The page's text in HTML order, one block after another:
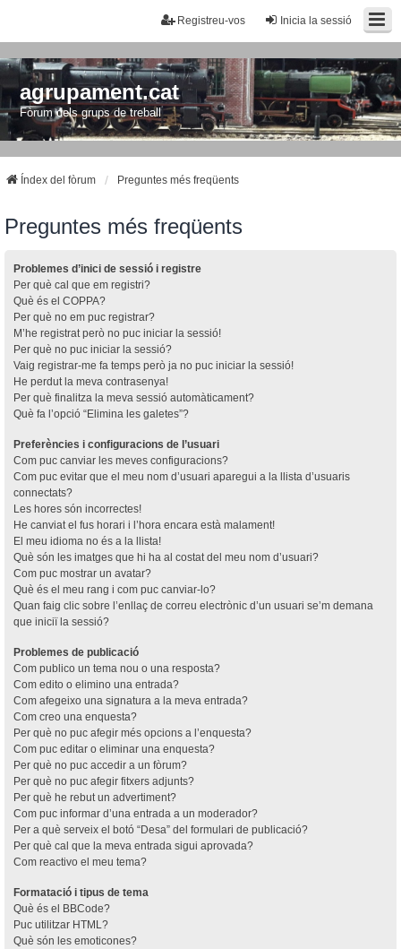
Inicia la sessió
Registreu-vos
agrupament.cat
Fòrum dels grups de treball
Índex del fòrum Preguntes més freqüents
Preguntes més freqüents
Problemes d’inici de sessió i registre
Per què cal que em registri?
Què és el COPPA?
Per què no em puc registrar?
M’he registrat però no puc iniciar la sessió!
Per què no puc iniciar la sessió?
Vaig registrar-me fa temps però ja no puc iniciar la sessió!
He perdut la meva contrasenya!
Per què finalitza la meva sessió automàticament?
Què fa l’opció “Elimina les galetes”?
Preferències i configuracions de l’usuari
Com puc canviar les meves configuracions?
Com puc evitar que el meu nom d’usuari aparegui a la llista d’usuaris
connectats?
Les hores són incorrectes!
He canviat el fus horari i l’hora encara està malament!
El meu idioma no és a la llista!
Què són les imatges que hi ha al costat del meu nom d’usuari?
Com puc mostrar un avatar?
Què és el meu rang i com puc canviar-lo?
Quan faig clic sobre l’enllaç de correu electrònic d’un usuari se’m demana
que iniciï la sessió?
Problemes de publicació
Com publico un tema nou o una resposta?
Com edito o elimino una entrada?
Com afegeixo una signatura a la meva entrada?
Com creo una enquesta?
Per què no puc afegir més opcions a l’enquesta?
Com puc editar o eliminar una enquesta?
Per què no puc accedir a un fòrum?
Per què no puc afegir fitxers adjunts?
Per què he rebut un advertiment?
Com puc informar d’una entrada a un moderador?
Per a què serveix el botó “Desa” del formulari de publicació?
Per què cal que la meva entrada sigui aprovada?
Com reactivo el meu tema?
Formatació i tipus de tema
Què és el BBCode?
Puc utilitzar HTML?
Què són les emoticones?